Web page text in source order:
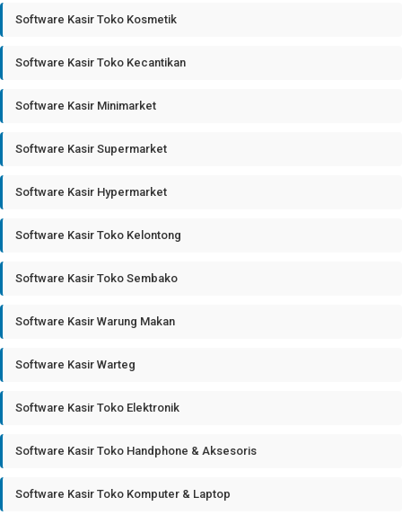
Software Kasir Toko Kosmetik
Software Kasir Toko Kecantikan
Software Kasir Minimarket
Software Kasir Supermarket
Software Kasir Hypermarket
Software Kasir Toko Kelontong
Software Kasir Toko Sembako
Software Kasir Warung Makan
Software Kasir Warteg
Software Kasir Toko Elektronik
Software Kasir Toko Handphone & Aksesoris
Software Kasir Toko Komputer & Laptop